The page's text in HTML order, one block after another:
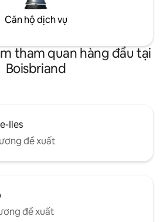
Căn hộ dịch vụ
tham quan hàng đầu tại
Boisbriand
Iles
đề xuất
đề xuất